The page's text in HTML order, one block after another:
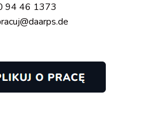
94 46 1373